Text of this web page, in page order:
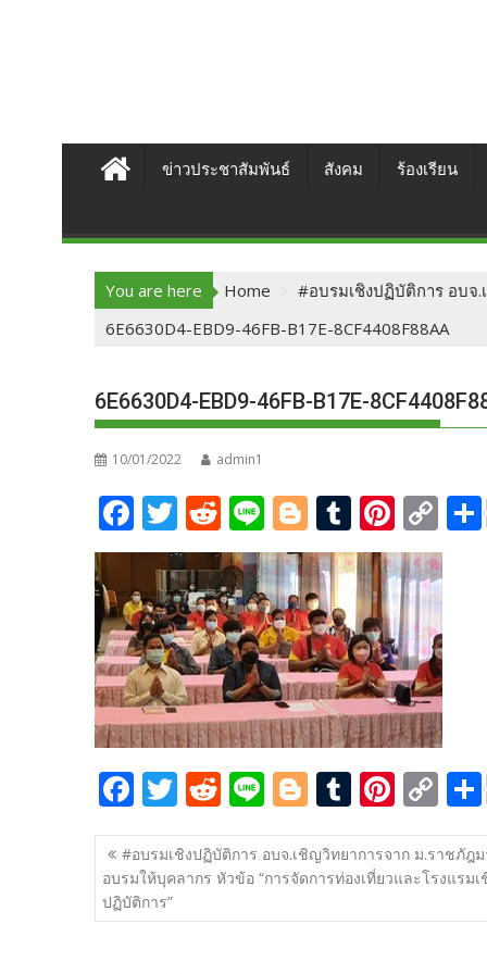
ข่าวประชาสัมพันธ์ สังคม ร้องเรียน
You are here Home
#อบรมเชิงปฏิบัติการ อบจ.
6E6630D4-EBD9-46FB-B17E-8CF4408F88AA
6E6630D4-EBD9-46FB-B17E-
10/01/2022 admin1
F
ac
e
b
o
o
k
T
w
itt
er
R
e
d
di
t
Li
n
e
Bl
o
g
g
er
T
u
m
bl
r
Pi
nt
er
e
st
C
o
p
y
Li
n
k
F
ac
e
b
o
T
w
itt
er
R
e
d
di
t
Li
n
e
Bl
o
g
g
er
T
u
m
bl
r
Pi
nt
er
e
st
C
o
p
y
Li
แนะแนว
เรื่อง
#อบรมเชิงปฏิบัติการ อบจ.เชิญวิทยาการจาก ม.ราชภัฎ
อบรมให้บุคลากร หัวข้อ “การจัดการท่องเที่ยวและโรงแรมเ
ปฏิบัติการ”